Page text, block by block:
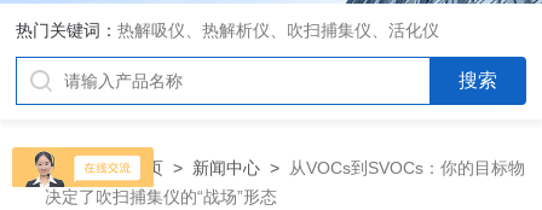
热门关键词：热解吸仪、热解析仪、吹扫捕集仪、活化仪
当前位置：首页 > 新闻中心 > 从VOCs到SVOCs：你的目标物
决定了吹扫捕集仪的“战场”形态